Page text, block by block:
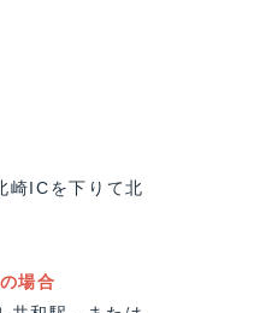
崎ICを下りて北
場合